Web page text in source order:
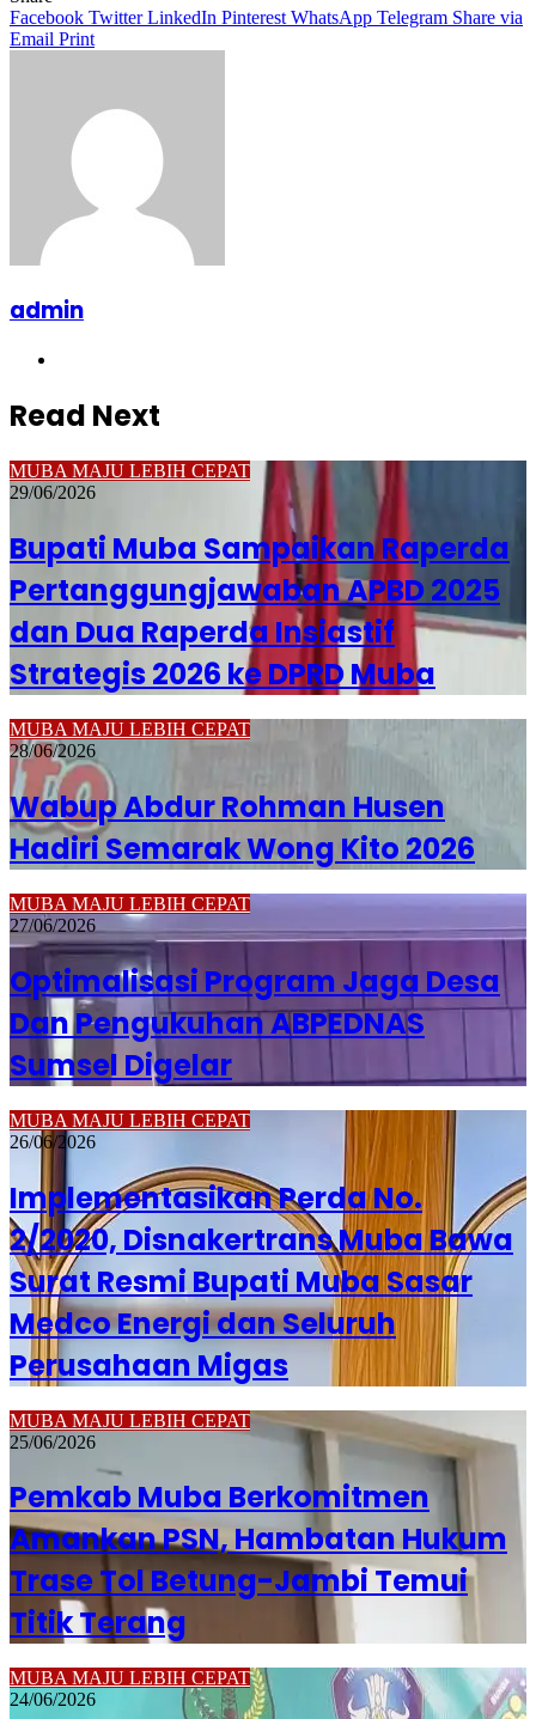
Facebook Twitter LinkedIn Pinterest WhatsApp Telegram Share via
Email Print
admin
Read Next
MUBA MAJU LEBIH CEPAT
29/06/2026
Bupati Muba Sampaikan Raperda
Pertanggungjawaban APBD 2025
dan Dua Raperda Insiastif
Strategis 2026 ke DPRD Muba
MUBA MAJU LEBIH CEPAT
28/06/2026
Wabup Abdur Rohman Husen
Hadiri Semarak Wong Kito 2026
MUBA MAJU LEBIH CEPAT
27/06/2026
Optimalisasi Program Jaga Desa
Dan Pengukuhan ABPEDNAS
Sumsel Digelar
MUBA MAJU LEBIH CEPAT
26/06/2026
Implementasikan Perda No.
2/2020, Disnakertrans Muba Bawa
Surat Resmi Bupati Muba Sasar
Medco Energi dan Seluruh
Perusahaan Migas
MUBA MAJU LEBIH CEPAT
25/06/2026
Pemkab Muba Berkomitmen
Amankan PSN, Hambatan Hukum
Trase Tol Betung-Jambi Temui
Titik Terang
MUBA MAJU LEBIH CEPAT
24/06/2026